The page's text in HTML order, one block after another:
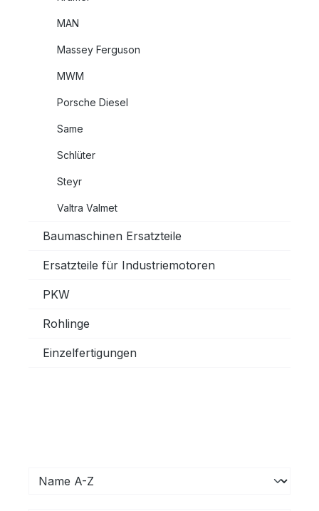
MAN
Massey Ferguson
MWM
Porsche Diesel
Same
Schlüter
Steyr
Valtra Valmet
Baumaschinen Ersatzteile
Ersatzteile für Industriemotoren
PKW
Rohlinge
Einzelfertigungen